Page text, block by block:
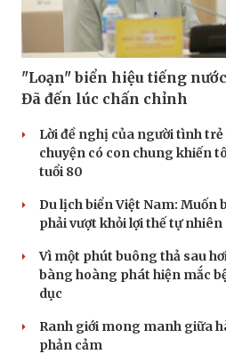
"Loạn" biển hiệu tiếng
Đã đến lúc chấn chỉnh
Lời đề nghị của người tình trẻ
chuyện có con chung khiến
tuổi 80
Du lịch biển Việt Nam: Muốn
phải vượt khỏi lợi thế tự nhiên
Vì một phút buông thả sau
bàng hoàng phát hiện mắc
dục
Ranh giới mong manh giữa
phản cảm